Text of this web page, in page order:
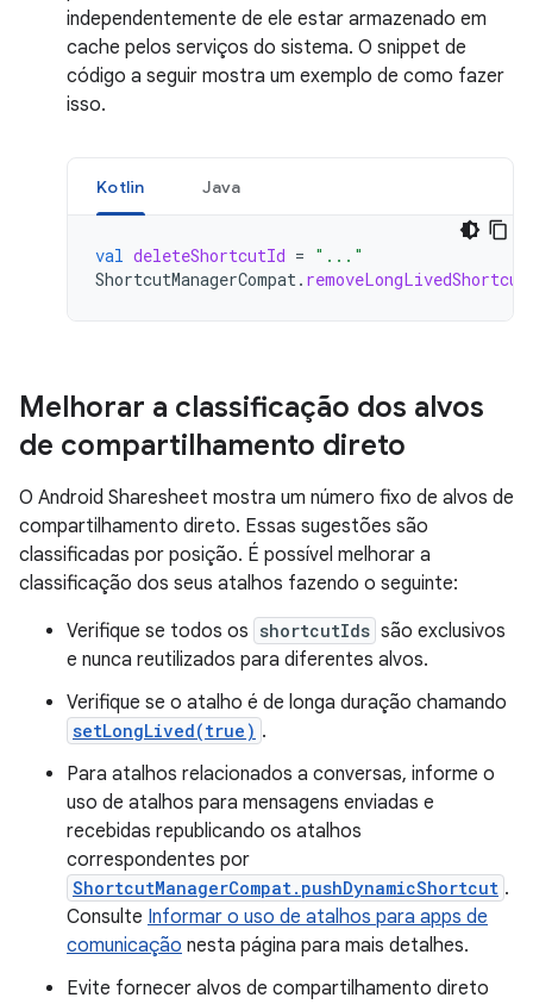
independentemente de ele estar armazenado em
cache pelos serviços do sistema. O snippet de
código a seguir mostra um exemplo de como fazer
isso.
Kotlin Java
val deleteShortcutId = "..."
ShortcutManagerCompat.
Melhorar a classificação dos alvos
de compartilhamento direto
O Android Sharesheet mostra um número fixo de alvos de
compartilhamento direto. Essas sugestões são
classificadas por posição. É possível melhorar a
classificação dos seus atalhos fazendo o seguinte:
Verifique se todos os shortcutIds são exclusivos
e nunca reutilizados para diferentes alvos.
Verifique se o atalho é de longa duração chamando
setLongLived(true) .
Para atalhos relacionados a conversas, informe o
uso de atalhos para mensagens enviadas e
recebidas republicando os atalhos
correspondentes por
ShortcutManagerCompat.pushDynamicShortcut .
Consulte Informar o uso de atalhos para apps de
comunicação nesta página para mais detalhes.
Evite fornecer alvos de compartilhamento direto